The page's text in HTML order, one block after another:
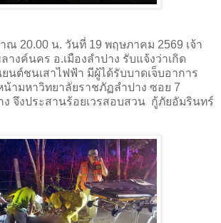
20.00 น. วันที่ 19 พฤษภาคม 2569 เจ้า
างค์นคร อ.เมืองลำปาง รับแจ้งว่าเกิด
นต์ชนเสาไฟฟ้า มีผู้ได้รับบาดเจ็บอาการ
ามหาวิทยาลัยราชภัฏลำปาง ซอย 7
ง จึงประสานร้อยเวรสอบสวน กู้ภัยอัมรินทร์